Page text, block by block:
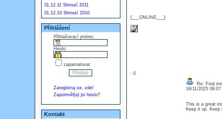
31.12.11 Shrnutí 2011
31.12.10 Shrnutí 2010
Přihlášení
Přihlašovací jméno:
Heslo:
zapamatovat
Zaregistruj se, zde!
Zapomněl(a) jsi heslo?
Kontakt
{___ONLINE___}
: 0
Re: Find
18/11/2025
This is a great
Keep it up.